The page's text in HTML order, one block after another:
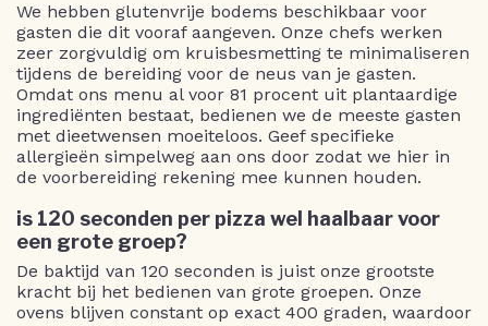
We hebben glutenvrije bodems beschikbaar voor
gasten die dit vooraf aangeven. Onze chefs werken
zeer zorgvuldig om kruisbesmetting te minimaliseren
tijdens de bereiding voor de neus van je gasten.
Omdat ons menu al voor 81 procent uit plantaardige
ingrediënten bestaat, bedienen we de meeste gasten
met dieetwensen moeiteloos. Geef specifieke
allergieën simpelweg aan ons door zodat we hier in
de voorbereiding rekening mee kunnen houden.
is 120 seconden per pizza wel haalbaar voor
een grote groep?
De baktijd van 120 seconden is juist onze grootste
kracht bij het bedienen van grote groepen. Onze
ovens blijven constant op exact 400 graden, waardoor